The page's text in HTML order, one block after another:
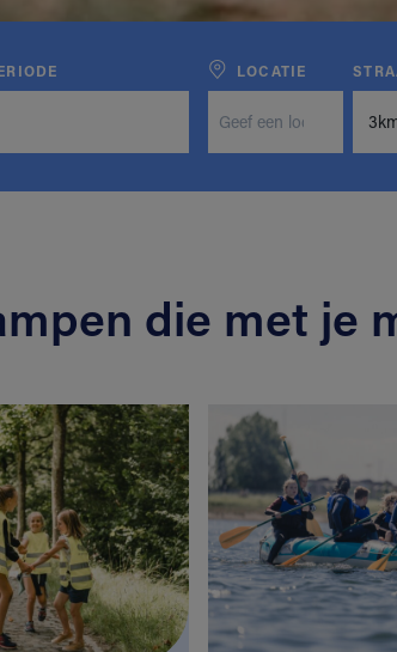
LOCATIE
die met je